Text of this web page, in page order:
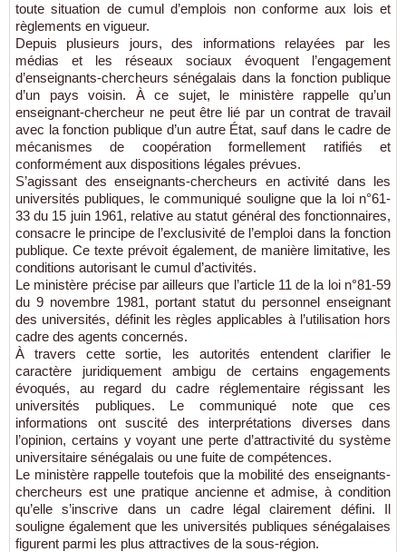
toute situation de cumul d’emplois non conforme aux lois et
règlements en vigueur.
Depuis plusieurs jours, des informations relayées par les
médias et les réseaux sociaux évoquent l’engagement
d’enseignants-chercheurs sénégalais dans la fonction publique
d’un pays voisin. À ce sujet, le ministère rappelle qu’un
enseignant-chercheur ne peut être lié par un contrat de travail
avec la fonction publique d’un autre État, sauf dans le cadre de
mécanismes de coopération formellement ratifiés et
conformément aux dispositions légales prévues.
S’agissant des enseignants-chercheurs en activité dans les
universités publiques, le communiqué souligne que la loi n°61-
33 du 15 juin 1961, relative au statut général des fonctionnaires,
consacre le principe de l’exclusivité de l’emploi dans la fonction
publique. Ce texte prévoit également, de manière limitative, les
conditions autorisant le cumul d’activités.
Le ministère précise par ailleurs que l’article 11 de la loi n°81-59
du 9 novembre 1981, portant statut du personnel enseignant
des universités, définit les règles applicables à l’utilisation hors
cadre des agents concernés.
À travers cette sortie, les autorités entendent clarifier le
caractère juridiquement ambigu de certains engagements
évoqués, au regard du cadre réglementaire régissant les
universités publiques. Le communiqué note que ces
informations ont suscité des interprétations diverses dans
l’opinion, certains y voyant une perte d’attractivité du système
universitaire sénégalais ou une fuite de compétences.
Le ministère rappelle toutefois que la mobilité des enseignants-
chercheurs est une pratique ancienne et admise, à condition
qu’elle s’inscrive dans un cadre légal clairement défini. Il
souligne également que les universités publiques sénégalaises
figurent parmi les plus attractives de la sous-région.